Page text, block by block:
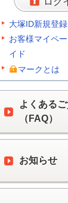
大塚ID新規登録
お客様マイペ
イド
マークとは
よくある
（FAQ）
お知らせ